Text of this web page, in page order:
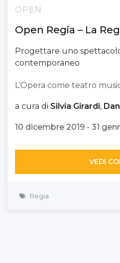
OPEN
Open Regia – La
Progettare uno
contemporaneo
L’Opera come teatro
a cura di Silvia Girardi,
10 dicembre 2019 - 31
VEDI
Regia